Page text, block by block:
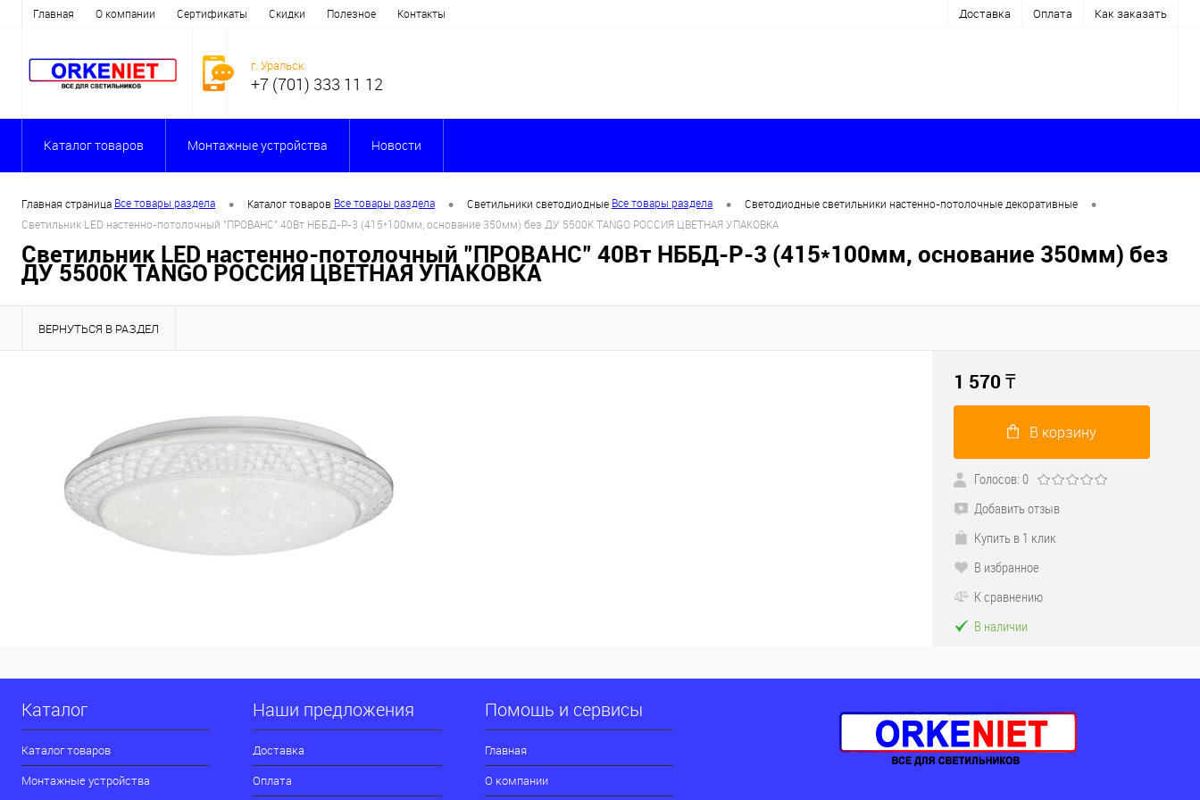
Главная О компании Сертификаты Скидки Полезное Контакты Доставка Оплата Как заказать
г. Уральск
+7 (701) 333 11 12
Каталог товаров Монтажные устройства Новости
Главная страница Все товары раздела • Каталог товаров Все товары раздела • Светильники светодиодные Все товары раздела • Светодиодные светильники настенно-потолочные декоративные •
Светильник LED настенно-потолочный "ПРОВАНС" 40Вт НББД-Р-3 (415*100мм, основание 350мм) без ДУ 5500К TANGO РОССИЯ ЦВЕТНАЯ УПАКОВКА
Светильник LED настенно-потолочный "ПРОВАНС" 40Вт НББД-Р-3 (415*100мм, основание 350мм) без
ДУ 5500К TANGO РОССИЯ ЦВЕТНАЯ УПАКОВКА
ВЕРНУТЬСЯ В РАЗДЕЛ
1 570 ₸
В корзину
Голосов: 0
Добавить отзыв
Купить в 1 клик
В избранное
К сравнению
В наличии
Каталог
Каталог товаров
Монтажные устройства
Наши предложения
Доставка
Оплата
Помощь и сервисы
Главная
О компании